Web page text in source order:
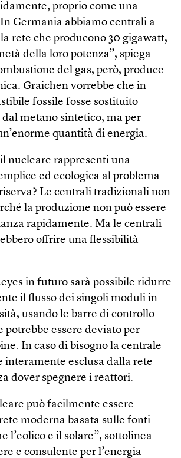
proprio come una
Germania abbiamo centrali a
rete che producono 30 gigawatt,
della loro potenza”, spiega
del gas, però, produce
Graichen vorrebbe che in
fossile fosse sostituito
dal metano sintetico, ma per
quantità di energia.
nucleare rappresenti una
ed ecologica al problema
Le centrali tradizionali non
la produzione non può essere
rapidamente. Ma le centrali
offrire una flessibilità
in futuro sarà possibile ridurre
il flusso dei singoli moduli in
usando le barre di controllo.
potrebbe essere deviato per
In caso di bisogno la centrale
interamente esclusa dalla rete
dover spegnere i reattori.
può facilmente essere
moderna basata sulle fonti
l’eolico e il solare”, sottolinea
e consulente per l’energia